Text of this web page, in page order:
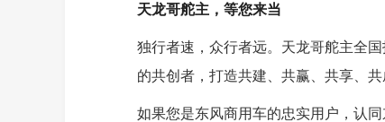
天龙哥舵主，等您来当
独行者速，众行者远。天龙哥舵主全
的共创者，打造共建、共赢、共享、共
如果您是东风商用车的忠实用户，认